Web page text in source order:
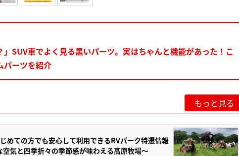
SUV車でよく見る黒いパーツ。実はちゃんと機能があった！こ
パーツを紹介
もっと見る
めての方でも安心して利用できるRVパーク特選情報
空気と四季折々の季節感が味わえる高原牧場～